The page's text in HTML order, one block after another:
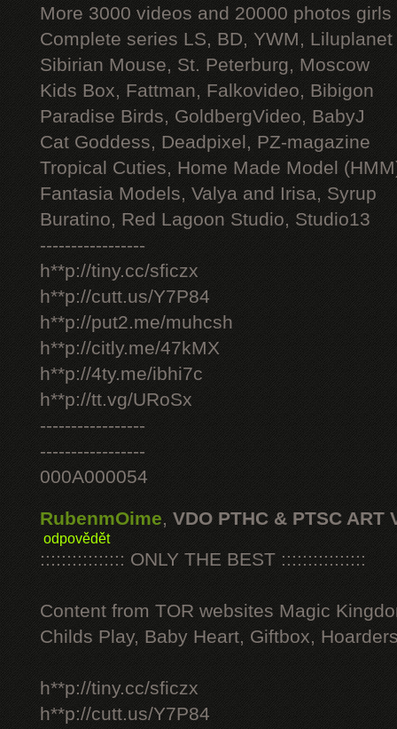
More 3000 videos and 20000 photos
Complete series LS, BD, YWM, Liluplanet
Sibirian Mouse, St. Peterburg, Moscow
Kids Box, Fattman, Falkovideo, Bibigon
Paradise Birds, GoldbergVideo, BabyJ
Cat Goddess, Deadpixel, PZ-magazine
Tropical Cuties, Home Made Model
Fantasia Models, Valya and Irisa, Syrup
Buratino, Red Lagoon Studio, Studio13
-----------------
h**p://tiny.cc/sficzx
h**p://cutt.us/Y7P84
h**p://put2.me/muhcsh
h**p://citly.me/47kMX
h**p://4ty.me/ibhi7c
h**p://tt.vg/URoSx
-----------------
-----------------
000A000054
RubenmOime, VDO PTHC & PTSC ART
odpovědět
:::::::::::::::: ONLY THE BEST ::::::::::::::::
Content from TOR websites Magic
Childs Play, Baby Heart, Giftbox,
h**p://tiny.cc/sficzx
h**p://cutt.us/Y7P84